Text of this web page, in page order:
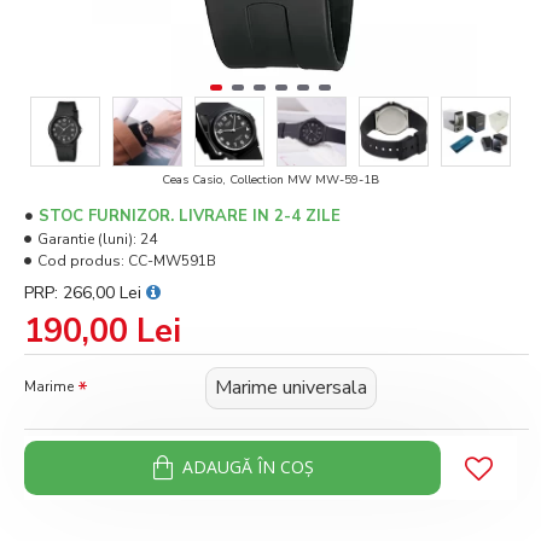
Ceas Casio, Collection MW MW-59-1B
190,00 Lei
PRP: 266,00 Lei
STOC FURNIZOR. LIVRARE IN 2-4 ZILE
Garantie (luni): 24
Cod produs: CC-MW591B
Marime Marime universala
ADAUGĂ ÎN COŞ